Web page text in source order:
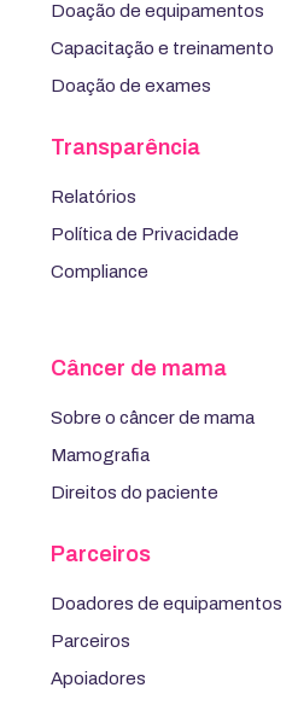
Doação de equipamentos
Capacitação e treinamento
Doação de exames
Transparência
Relatórios
Política de Privacidade
Compliance
Câncer de mama
Sobre o câncer de mama
Mamografia
Direitos do paciente
Parceiros
Doadores de equipamentos
Parceiros
Apoiadores